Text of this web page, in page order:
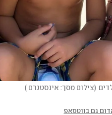
(צילום מסך: אינסטגרם )
גם בווטסאפ